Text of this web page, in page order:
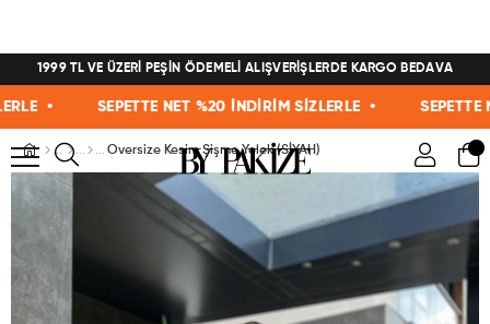
1999 TL VE ÜZERİ PEŞİN ÖDEMELİ ALIŞVERİŞLERDE KARGO BEDAVA
• SEPETTE NET %20 İNDİRİM SİZLERLE • SEPETTE
Oversize Kesim Şişme Yelek (SİYAH)